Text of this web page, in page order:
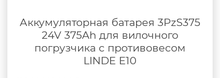
Аккумуляторная батарея 3PzS375
24V 375Ah для вилочного
погрузчика с противовесом
LINDE E10